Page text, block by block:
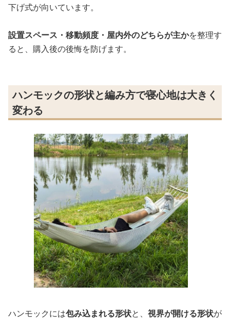
下げ式が向いています。
設置スペース・移動頻度・屋内外のどちらが主かを整理す
ると、購入後の後悔を防げます。
ハンモックの形状と編み方で寝心地は大きく
変わる
ハンモックには包み込まれる形状と、 視界が開ける形状が